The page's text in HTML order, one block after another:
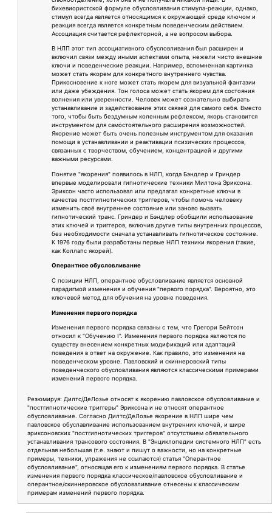
бихевиористской формуле обусловливания стимула-реакции, однако,
стимул всегда является относящимся к окружающей среде ключом и
реакция всегда является конкретным поведенческим действием.
Ассоциация считается рефлекторной, а не вопросом выбора.
В НЛП этот тип ассоциативного обусловливания был расширен и
включил связи между иными аспектами опыта, нежели чисто внешние
ключи и поведенческие реакции. Например, вспомненная картинка
может стать якорем для конкретного внутреннего чувства.
Прикосновение к ноге может стать якорем для визуальной фантазии
или даже убеждения. Тон голоса может стать якорем для состояния
волнения или уверенности. Человек может сознательно выбирать
устанавливание и задействование этих связей для самого себя. Вместо
того, чтобы быть бездумным коленным рефлексом, якорь становится
инструментом для самостоятельного расширения возможностей.
Якорение может быть очень полезным инструментом для оказания
помощи в устанавливании и реактивации психических процессов,
связанных с творчеством, обучением, концентрацией и другими
важными ресурсами.
Понятие "якорения" появилось в НЛП, когда Бэндлер и Гриндер
впервые моделировали гипнотические техники Милтона Эриксона.
Эриксон часто использовал или предлагал конкретные ключи в
качестве постгипнотических триггеров, чтобы помочь человеку
изменить своё внутреннее состояние или заново вызвать
гипнотический транс. Гриндер и Бэндлер обобщили использование
этих ключей и триггеров, включив другие типы внутренних процессов,
без необходимости сначала устанавливать гипнотическое состояние.
К 1976 году были разработаны первые НЛП техники якорения (такие,
как Коллапс якорей).
Оперантное обусловливание
С позиции НЛП, оперантное обусловливание является основной
парадигмой изменения и обучения "первого порядка". Вероятно, это
ключевой метод для обучения на уровне поведения.
Изменения первого порядка
Изменения первого порядка связаны с тем, что Грегори Бейтсон
относил к "Обучению I". Изменения первого порядка являются по
существу внесением конкретных модификаций или адаптаций
поведения в ответ на окружение. Как правило, это изменения на
поведенческом уровне. Павловский и скиннеровский типы
поведенческого обусловливания являются классическими примерами
изменений первого порядка.
Резюмируя: Дилтс/ДеЛозье относят к якорению павловское обусловливание и
"постгипнотические триггеры" Эриксона и не относят оперантное
обусловливание. Согласно Дилтс/ДеЛозье якорение в НЛП шире чем
павловское обуславливание использованием внутренних ключей, и шире
эриксоновских "постгипнотических триггеров" отсутствием обязательного
устанавливания трансового состояния. В "Энциклопедии системного НЛП" есть
отдельная небольшая (т.е. знают и пишут о важности, но на конкретные
примеры, техники, упражения не ссылаются) статья "Оперантное
обусловливание", относящая его к изменениям первого порядка. В статье
изменения первого порядка классическое/павловское обусловливание и
оперантное/скиннеровское обусловаливание отнесены к классическим
примерам изменений первого порядка.